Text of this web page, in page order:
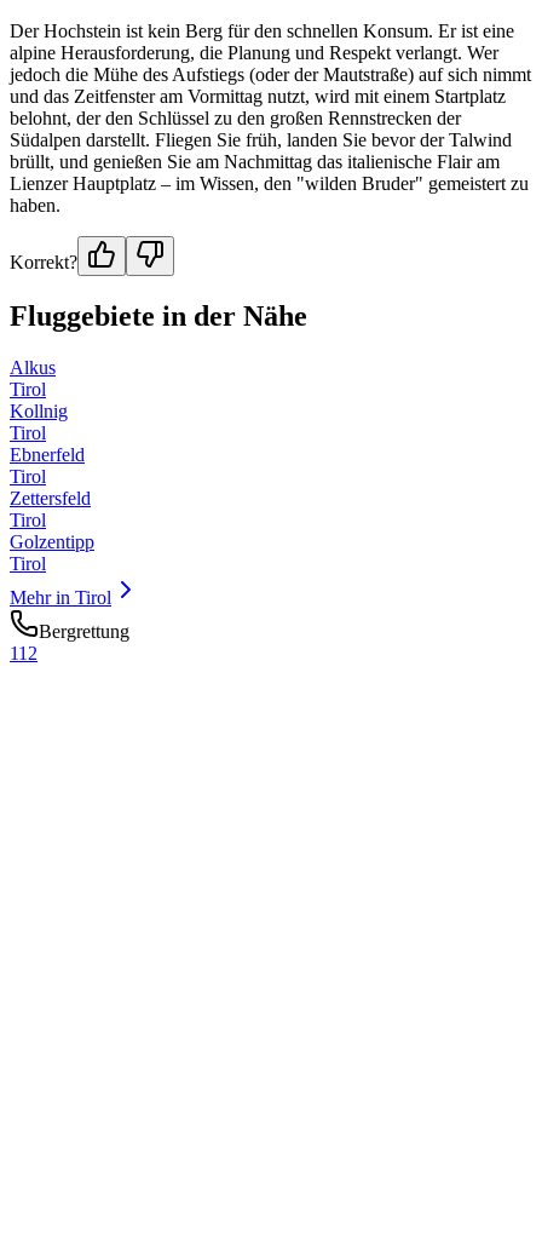
Der Hochstein ist kein Berg für den schnellen Konsum. Er ist eine
alpine Herausforderung, die Planung und Respekt verlangt. Wer
jedoch die Mühe des Aufstiegs (oder der Mautstraße) auf sich nimmt
und das Zeitfenster am Vormittag nutzt, wird mit einem Startplatz
belohnt, der den Schlüssel zu den großen Rennstrecken der
Südalpen darstellt. Fliegen Sie früh, landen Sie bevor der Talwind
brüllt, und genießen Sie am Nachmittag das italienische Flair am
Lienzer Hauptplatz – im Wissen, den "wilden Bruder" gemeistert zu
haben.
Korrekt?
Fluggebiete in der Nähe
Alkus
Tirol
Kollnig
Tirol
Ebnerfeld
Tirol
Zettersfeld
Tirol
Golzentipp
Tirol
Mehr in Tirol
Bergrettung
112